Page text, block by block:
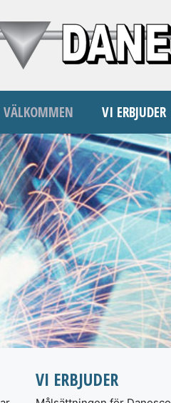
VÄLKOMMEN VI ERBJUDER
VI ERBJUDER